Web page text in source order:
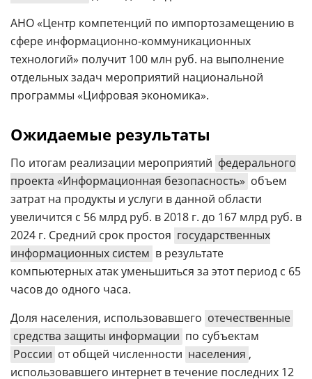
АНО «Центр компетенций по импортозамещению в
сфере информационно-коммуникационных
технологий» получит 100 млн руб. на выполнение
отдельных задач мероприятий национальной
программы «Цифровая экономика».
Ожидаемые результаты
По итогам реализации мероприятий федерального
проекта «Информационная безопасность» объем
затрат на продукты и услуги в данной области
увеличится с 56 млрд руб. в 2018 г. до 167 млрд руб. в
2024 г. Средний срок простоя государственных
информационных систем в результате
компьютерных атак уменьшиться за этот период с 65
часов до одного часа.
Доля населения, использовавшего отечественные
средства защиты информации по субъектам
России от общей численности населения ,
использовавшего интернет в течение последних 12